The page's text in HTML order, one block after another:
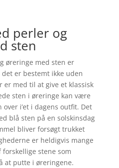
perler og
sten
øreringe med sten er
er bestemt ikke uden
er med til at give et klassisk
sten i øreringe kan være
i’et i dagens outfit. Det
blå sten på en solskinsdag
bliver forsøgt trukket
er heldigvis mange
stene som
at putte i øreringene.